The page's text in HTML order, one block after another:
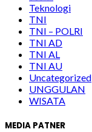
Teknologi
TNI
TNI – POLRI
TNI AD
TNI AL
TNI AU
Uncategorized
UNGGULAN
WISATA
MEDIA PATNER